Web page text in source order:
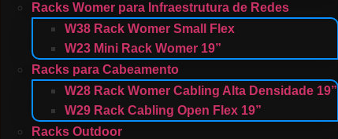
Racks Womer para Infraestrutura de Redes
W38 Rack Womer Small Flex
W23 Mini Rack Womer 19”
Racks para Cabeamento
W28 Rack Womer Cabling Alta Densidade 19”
W29 Rack Cabling Open Flex 19”
Racks Outdoor